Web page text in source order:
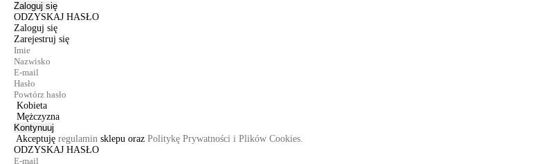
Zaloguj się
ODZYSKAJ HASŁO
Zaloguj się
Zarejestruj się
Kobieta
Mężczyzna
Kontynuuj
Akceptuję regulamin sklepu oraz Politykę Prywatności i Plików Cookies.
ODZYSKAJ HASŁO